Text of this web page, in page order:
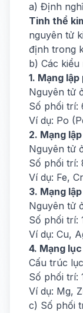
a) Định
Tinh thể
nguyên tử
định trong
b) Các
1. Mạng
Nguyên tử
Số phối trí:
Ví dụ: Po
2. Mạng
Nguyên tử
Số phối trí:
Ví dụ: Fe,
3. Mạng
Nguyên tử
Số phối trí:
Ví dụ: Cu,
4. Mạng
Cấu trúc
Số phối trí:
Ví dụ: Mg,
c) Số phối